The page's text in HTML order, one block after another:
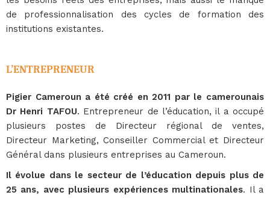
de professionnalisation des cycles de formation des
institutions existantes.
L’ENTREPRENEUR
Pigier Cameroun a été créé en 2011 par le camerounais
Dr Henri TAFOU. Entrepreneur de l’éducation, il a occupé
plusieurs postes de Directeur régional de ventes,
Directeur Marketing, Conseiller Commercial et Directeur
Général dans plusieurs entreprises au Cameroun.
Il évolue dans le secteur de l’éducation depuis plus de
25 ans, avec plusieurs expériences multinationales. Il a